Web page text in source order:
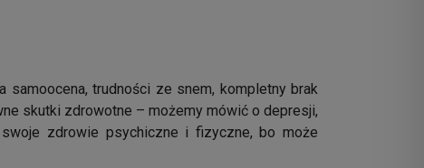
samoocena, trudności ze snem, kompletny brak
skutki zdrowotne – możemy mówić o depresji,
zdrowie psychiczne i fizyczne, bo może